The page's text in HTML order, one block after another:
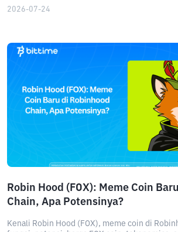
2026-07-24
Robin Hood (FOX): Meme Coin
Chain, Apa Potensinya?
Kenali Robin Hood (FOX), meme coin di